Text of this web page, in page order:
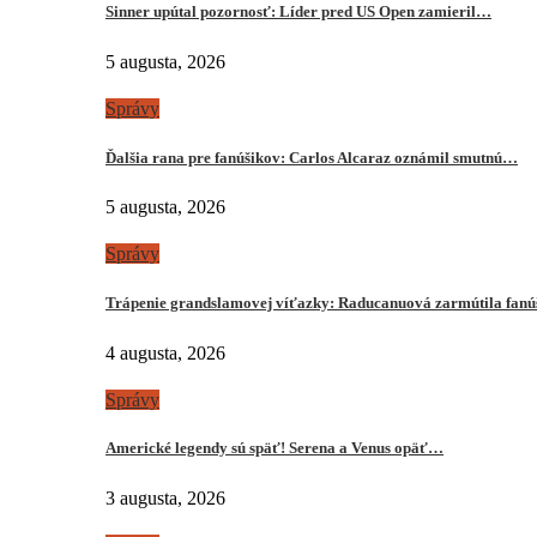
Sinner upútal pozornosť: Líder pred US Open zamieril…
5 augusta, 2026
Správy
Ďalšia rana pre fanúšikov: Carlos Alcaraz oznámil smutnú…
5 augusta, 2026
Správy
Trápenie grandslamovej víťazky: Raducanuová zarmútila
4 augusta, 2026
Správy
Americké legendy sú späť! Serena a Venus opäť…
3 augusta, 2026